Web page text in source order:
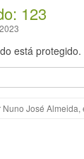
123
está
Nuno José Almeida,